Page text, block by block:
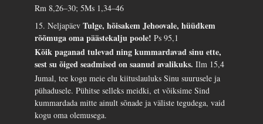
Rm 8,26–30; 5Ms 1,34–46
15. NeljapäevTulge, hõisakem Jehoovale, hüüdkem
rõõmuga oma päästekalju poole!Ps 95,1
Kõik paganad tulevad ning kummardavad sinu ette,
sest su õiged seadmised on saanud avalikuks.Ilm 15,4
Jumal, tee kogu meie elu kiituslauluks Sinu suurusele ja
pühadusele. Pühitse selleks meidki, et võiksime Sind
kummardada mitte ainult sõnade ja väliste tegudega, vaid
kogu oma olemusega.